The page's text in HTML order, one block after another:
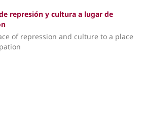
represión y cultura a lugar de
of repression and culture to a place